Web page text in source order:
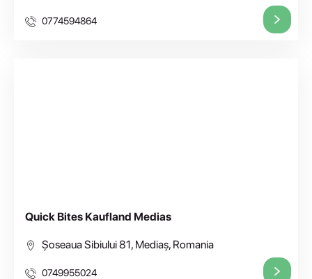
0774594864
Quick Bites Kaufland Medias
Șoseaua Sibiului 81, Mediaș, Romania
0749955024